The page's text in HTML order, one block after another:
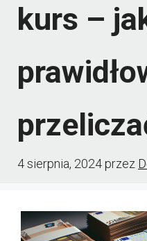
kurs –
4 sierpnia, 2024przez